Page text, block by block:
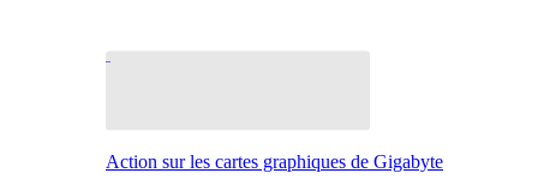
Action sur les cartes graphiques de Gigabyte